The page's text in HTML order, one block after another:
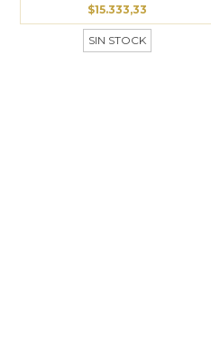
$15.333,33
SIN STOCK